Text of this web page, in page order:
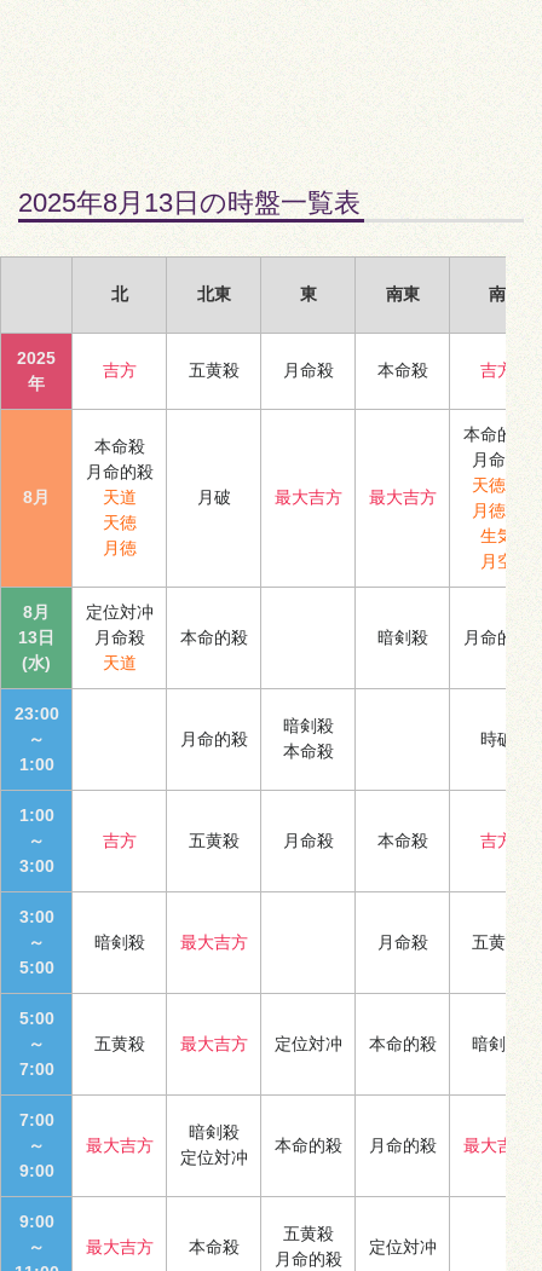
2025年8月13日の時盤一覧表
北 北東 東 南東 南
2025
年
吉方 五黄殺 月命殺 本命殺 吉方
8月
本命殺
月命的殺
天道
天徳
月徳
月破 最大吉方 最大吉方
本命的殺
月命殺
天徳合
月徳合
生気
月空
8月
13日
(水)
定位対冲
月命殺
天道
本命的殺 暗剣殺 月命的殺
23:00
～
1:00
月命的殺
暗剣殺
本命殺
時破
1:00
～
3:00
吉方 五黄殺 月命殺 本命殺 吉方
3:00
～
5:00
暗剣殺 最大吉方 月命殺 五黄殺
5:00
～
7:00
五黄殺 最大吉方 定位対冲 本命的殺 暗剣殺
7:00
～
9:00
最大吉方
暗剣殺
定位対冲
本命的殺 月命的殺 最大吉方
9:00
～
最大吉方 本命殺
五黄殺
月命的殺
定位対冲